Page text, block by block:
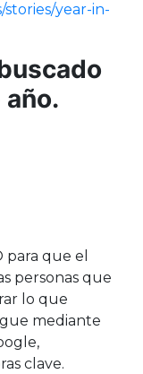
year-in-
para que el
personas que
lo que
mediante
clave.